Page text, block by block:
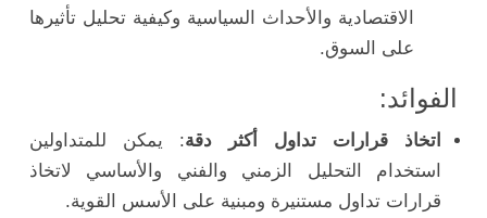
الاقتصادية والأحداث السياسية وكيفية تحليل تأثيرها
على السوق.
الفوائد:
اتخاذ قرارات تداول أكثر دقة: يمكن للمتداولين
استخدام التحليل الزمني والفني والأساسي لاتخاذ
قرارات تداول مستنيرة ومبنية على الأسس القوية.